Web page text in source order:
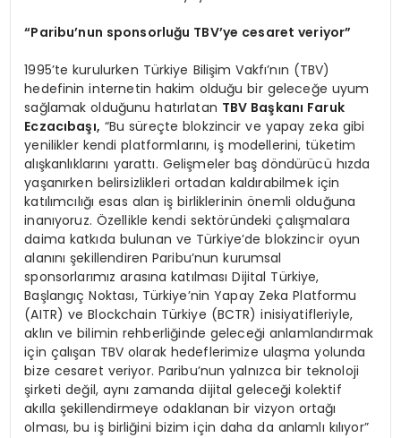
“Paribu’nun sponsorluğu TBV’ye cesaret veriyor”
1995’te kurulurken Türkiye Bilişim Vakfı’nın (TBV)
hedefinin internetin hakim olduğu bir geleceğe uyum
sağlamak olduğunu hatırlatan TBV Başkanı Faruk
Eczacıbaşı, “Bu süreçte blokzincir ve yapay zeka gibi
yenilikler kendi platformlarını, iş modellerini, tüketim
alışkanlıklarını yarattı. Gelişmeler baş döndürücü hızda
yaşanırken belirsizlikleri ortadan kaldırabilmek için
katılımcılığı esas alan iş birliklerinin önemli olduğuna
inanıyoruz. Özellikle kendi sektöründeki çalışmalara
daima katkıda bulunan ve Türkiye’de blokzincir oyun
alanını şekillendiren Paribu’nun kurumsal
sponsorlarımız arasına katılması Dijital Türkiye,
Başlangıç Noktası, Türkiye’nin Yapay Zeka Platformu
(AITR) ve Blockchain Türkiye (BCTR) inisiyatifleriyle,
aklın ve bilimin rehberliğinde geleceği anlamlandırmak
için çalışan TBV olarak hedeflerimize ulaşma yolunda
bize cesaret veriyor. Paribu’nun yalnızca bir teknoloji
şirketi değil, aynı zamanda dijital geleceği kolektif
akılla şekillendirmeye odaklanan bir vizyon ortağı
olması, bu iş birliğini bizim için daha da anlamlı kılıyor”